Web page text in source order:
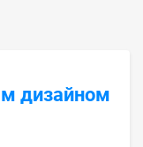
дизайном